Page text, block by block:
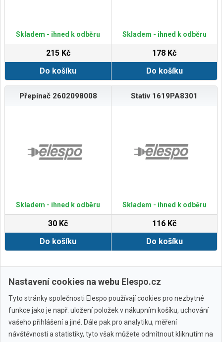
Skladem - ihned k odběru
215 Kč
Do košíku
Skladem - ihned k odběru
178 Kč
Do košíku
Přepínač 2602098008
Skladem - ihned k odběru
30 Kč
Do košíku
Stativ 1619PA8301
Skladem - ihned k odběru
116 Kč
Do košíku
Zobrazit další
Nastavení cookies na webu Elespo.cz
Tyto stránky společnosti Elespo používají cookies pro nezbytné
funkce jako je např. uložení položek v nákupním košíku, uchování
vašeho přihlášení a jiné. Dále pak pro analytiku, měření
návštěvnosti a statistiky, tyto však můžete odmítnout kliknutím na